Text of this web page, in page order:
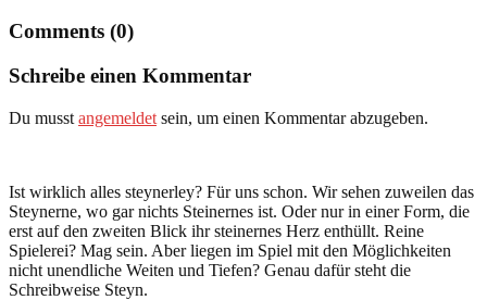
Comments (0)
Schreibe einen Kommentar
Du musst angemeldet sein, um einen Kommentar abzugeben.
Ist wirklich alles steynerley? Für uns schon. Wir sehen zuweilen das
Steynerne, wo gar nichts Steinernes ist. Oder nur in einer Form, die
erst auf den zweiten Blick ihr steinernes Herz enthüllt. Reine
Spielerei? Mag sein. Aber liegen im Spiel mit den Möglichkeiten
nicht unendliche Weiten und Tiefen? Genau dafür steht die
Schreibweise Steyn.